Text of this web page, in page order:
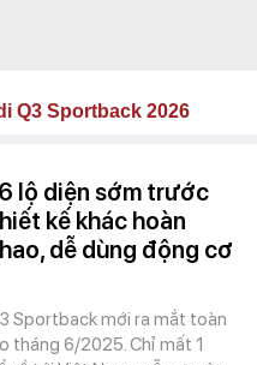
Q3 Sportback 2026
lộ diện sớm trước
kế khác hoàn
dễ dùng động cơ
Sportback mới ra mắt toàn
tháng 6/2025. Chỉ mất 1